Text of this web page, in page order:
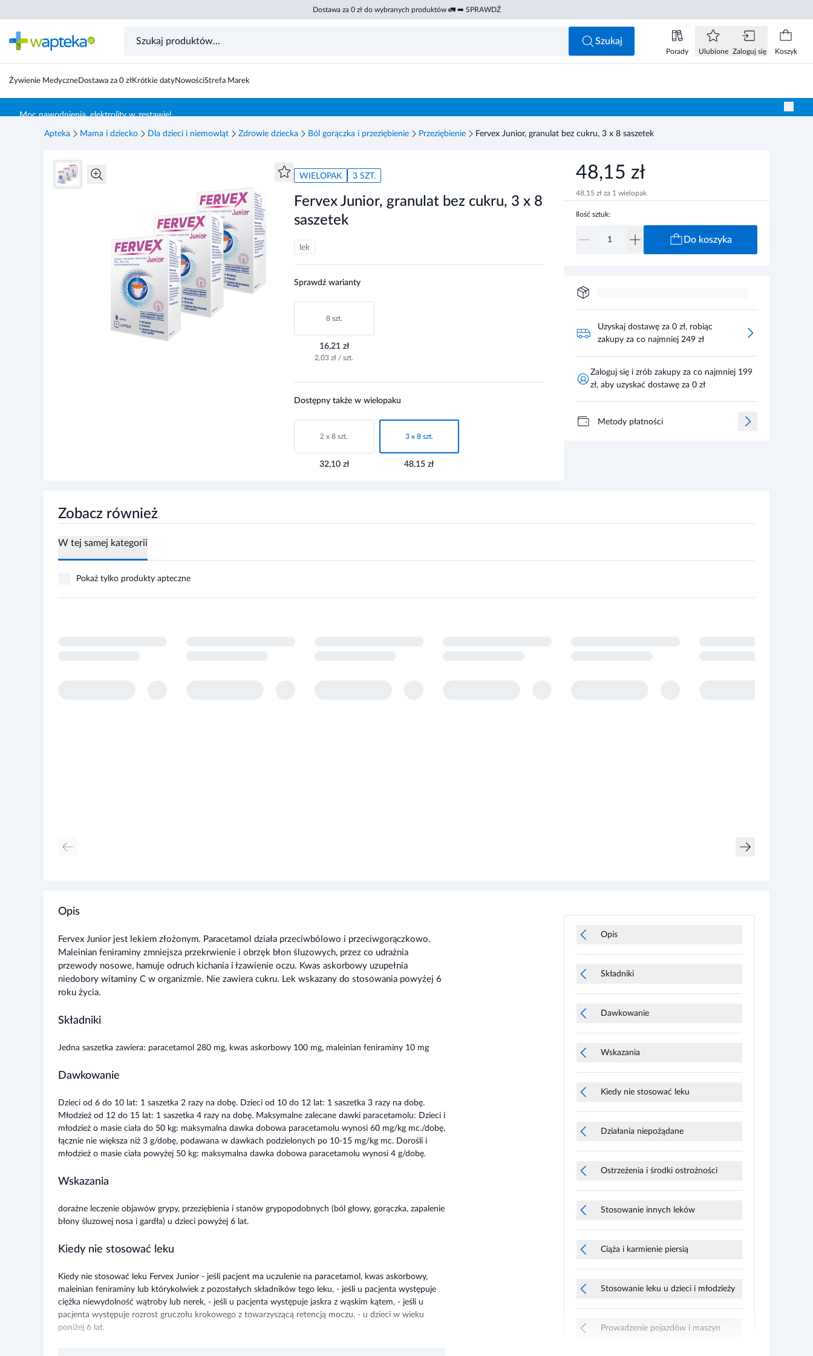
Dostawa za 0 zł do wybranych produktów 🚛 ➡️ SPRAWDŹ
Szukaj
Porady Ulubione Zaloguj się Koszyk
Żywienie MedyczneDostawa za 0 złKrótkie datyNowościStrefa Marek
Moc nawodnienia, elektrolity w zestawie!
48,15 zł
Apteka Mama i dziecko Dla dzieci i niemowląt Zdrowie dziecka Ból gorączka i przeziębienie Przeziębienie Fervex Junior, granulat bez cukru, 3 x 8 saszetek
WIELOPAK 3 SZT.
Fervex Junior, granulat bez cukru, 3 x 8
saszetek
lek
Sprawdź warianty
8 szt.
16,21 zł
2,03 zł / szt.
Dostępny także w wielopaku
2 x 8 szt.
32,10 zł
3 x 8 szt.
48,15 zł
48,15 zł
48,15 zł za 1 wielopak
Ilość sztuk:
Do koszyka
Zaloguj się i zrób zakupy za co najmniej 199
Metody płatności
Zobacz również
W tej samej kategorii
Pokaż tylko produkty apteczne
Opis
Fervex Junior jest lekiem złożonym. Paracetamol działa przeciwbólowo i przeciwgorączkowo.
Maleinian feniraminy zmniejsza przekrwienie i obrzęk błon śluzowych, przez co udrażnia
przewody nosowe, hamuje odruch kichania i łzawienie oczu. Kwas askorbowy uzupełnia
niedobory witaminy C w organizmie. Nie zawiera cukru. Lek wskazany do stosowania powyżej 6
roku życia.
Składniki
Jedna saszetka zawiera: paracetamol 280 mg, kwas askorbowy 100 mg, maleinian feniraminy 10 mg
Dawkowanie
Dzieci od 6 do 10 lat: 1 saszetka 2 razy na dobę. Dzieci od 10 do 12 lat: 1 saszetka 3 razy na dobę.
Młodzież od 12 do 15 lat: 1 saszetka 4 razy na dobę. Maksymalne zalecane dawki paracetamolu: Dzieci i
młodzież o masie ciała do 50 kg: maksymalna dawka dobowa paracetamolu wynosi 60 mg/kg mc./dobę,
łącznie nie większa niż 3 g/dobę, podawana w dawkach podzielonych po 10-15 mg/kg mc. Dorośli i
młodzież o masie ciała powyżej 50 kg: maksymalna dawka dobowa paracetamolu wynosi 4 g/dobę.
Wskazania
doraźne leczenie objawów grypy, przeziębienia i stanów grypopodobnych (ból głowy, gorączka, zapalenie
błony śluzowej nosa i gardła) u dzieci powyżej 6 lat.
Kiedy nie stosować leku
Kiedy nie stosować leku Fervex Junior - jeśli pacjent ma uczulenie na paracetamol, kwas askorbowy,
maleinian feniraminy lub którykolwiek z pozostałych składników tego leku, - jeśli u pacjenta występuje
ciężka niewydolność wątroby lub nerek, - jeśli u pacjenta występuje jaskra z wąskim kątem, - jeśli u
pacjenta występuje rozrost gruczołu krokowego z towarzyszącą retencją moczu, - u dzieci w wieku
poniżej 6 lat.
Opis
Składniki
Dawkowanie
Wskazania
Kiedy nie stosować leku
Działania niepożądane
Ostrzeżenia i środki ostrożności
Stosowanie innych leków
Ciąża i karmienie piersią
Stosowanie leku u dzieci i młodzieży
Prowadzenie pojazdów i maszyn